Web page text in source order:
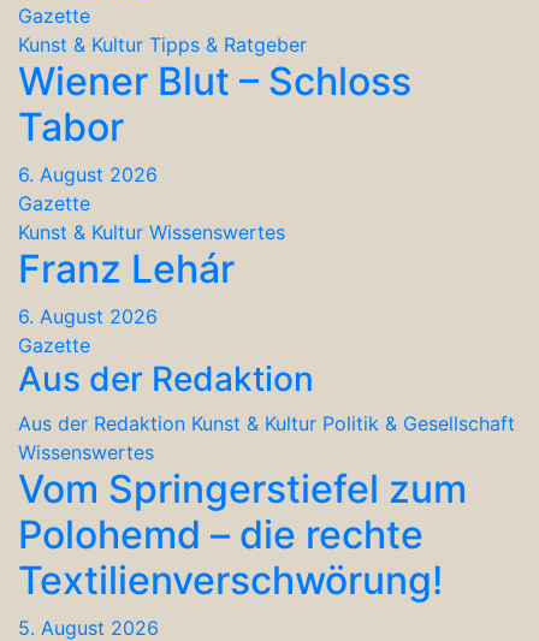
Gazette
Kunst & Kultur Tipps & Ratgeber
Wiener Blut – Schloss
Tabor
6. August 2026
Gazette
Kunst & Kultur Wissenswertes
Franz Lehár
6. August 2026
Gazette
Aus der Redaktion
Aus der Redaktion Kunst & Kultur Politik & Gesellschaft
Wissenswertes
Vom Springerstiefel zum
Polohemd – die rechte
Textilienverschwörung!
5. August 2026